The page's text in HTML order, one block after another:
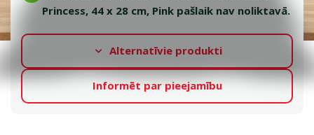
Princess, 44 x 28 cm, Pink pašlaik nav noliktavā.
Alternatīvie produkti
Informēt par pieejamību